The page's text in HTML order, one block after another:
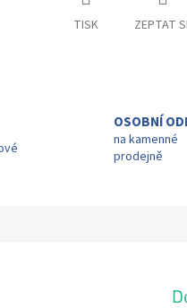
TISK ZEPTAT
OSOBNÍ
na kamenné
prodejně